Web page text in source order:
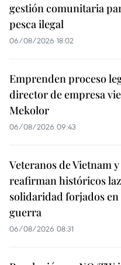
gestión comunitaria
pesca ilegal
06/08/2026 18:02
Emprenden proceso
director de empresa
Mekolor
06/08/2026 09:43
Veteranos de Vietnam
reafirman históricos
solidaridad forjados
guerra
06/08/2026 08:31